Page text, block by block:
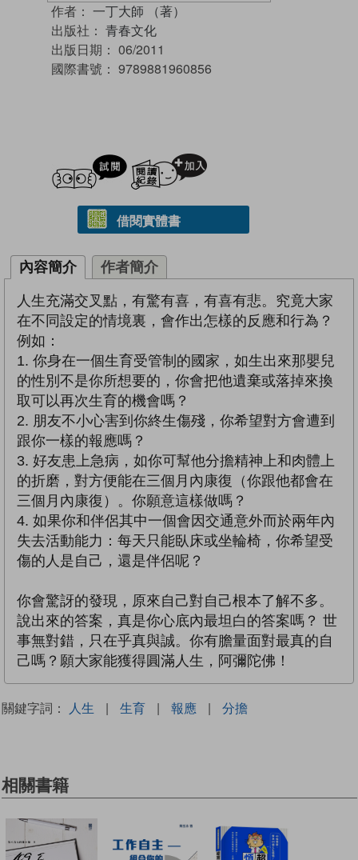
作者： 一丁大師 （著）
出版社： 青春文化
出版日期： 06/2011
國際書號： 9789881960856
試閲
借閱實體書
內容簡介 作者簡介
人生充滿交叉點，有驚有喜，有喜有悲。究竟大家
在不同設定的情境裏，會作出怎樣的反應和行為？
例如：
1. 你身在一個生育受管制的國家，如生出來那嬰兒
的性別不是你所想要的，你會把他遺棄或落掉來換
取可以再次生育的機會嗎？
2. 朋友不小心害到你終生傷殘，你希望對方會遭到
跟你一樣的報應嗎？
3. 好友患上急病，如你可幫他分擔精神上和肉體上
的折磨，對方便能在三個月內康復（你跟他都會在
三個月內康復）。你願意這樣做嗎？
4. 如果你和伴侶其中一個會因交通意外而於兩年內
失去活動能力：每天只能臥床或坐輪椅，你希望受
傷的人是自己，還是伴侶呢？
你會驚訝的發現，原來自己對自己根本了解不多。
說出來的答案，真是你心底內最坦白的答案嗎？ 世
事無對錯，只在乎真與誠。你有膽量面對最真的自
己嗎？願大家能獲得圓滿人生，阿彌陀佛！
關鍵字詞： 人生 | 生育 | 報應 | 分擔
相關書籍